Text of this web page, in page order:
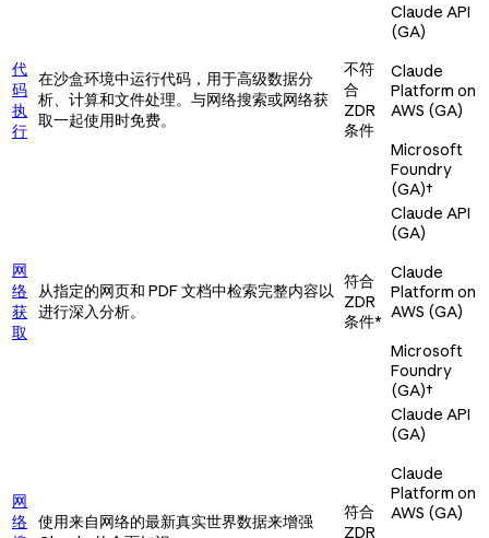
代
码
执
行
在沙盒环境中运行代码，用于高级数据分
析、计算和文件处理。与网络搜索或网络获
取一起使用时免费。
不符
合
ZDR
条件
Claude API
(GA)
Claude
Platform on
AWS (GA)
Microsoft
Foundry
(GA)†
网
络
获
取
从指定的网页和 PDF 文档中检索完整内容以
进行深入分析。
符合
ZDR
条件*
Claude API
(GA)
Claude
Platform on
AWS (GA)
Microsoft
Foundry
(GA)†
网
络 使用来自网络的最新真实世界数据来增强
符合
ZDR
Claude API
(GA)
Claude
Platform on
AWS (GA)